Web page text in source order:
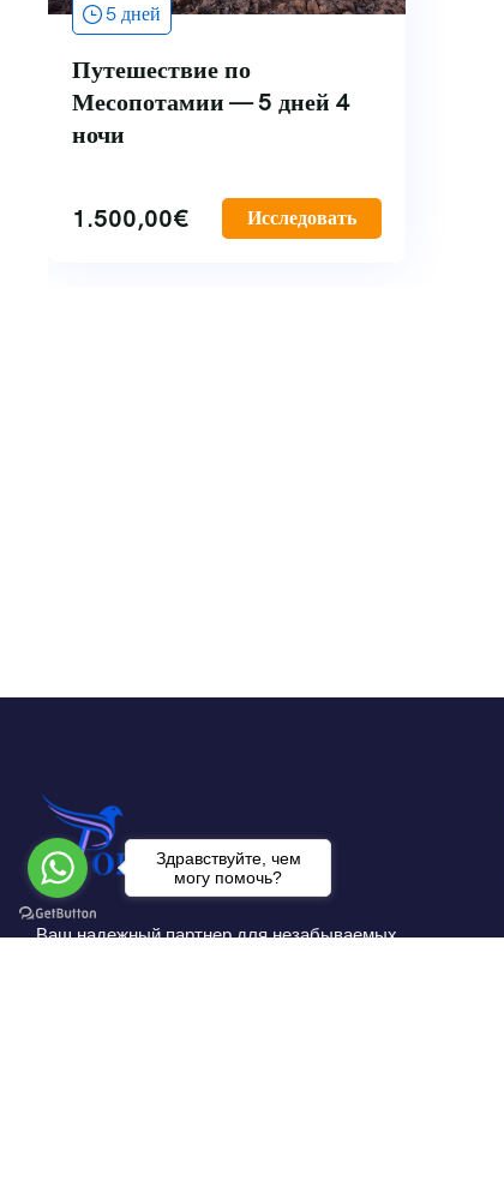
5 дней
Путешествие по
Месопотамии — 5 дней 4
ночи
1.500,00€ Исследовать
Ваш надежный партнер для незабываемых
Здравствуйте, чем
могу помочь?